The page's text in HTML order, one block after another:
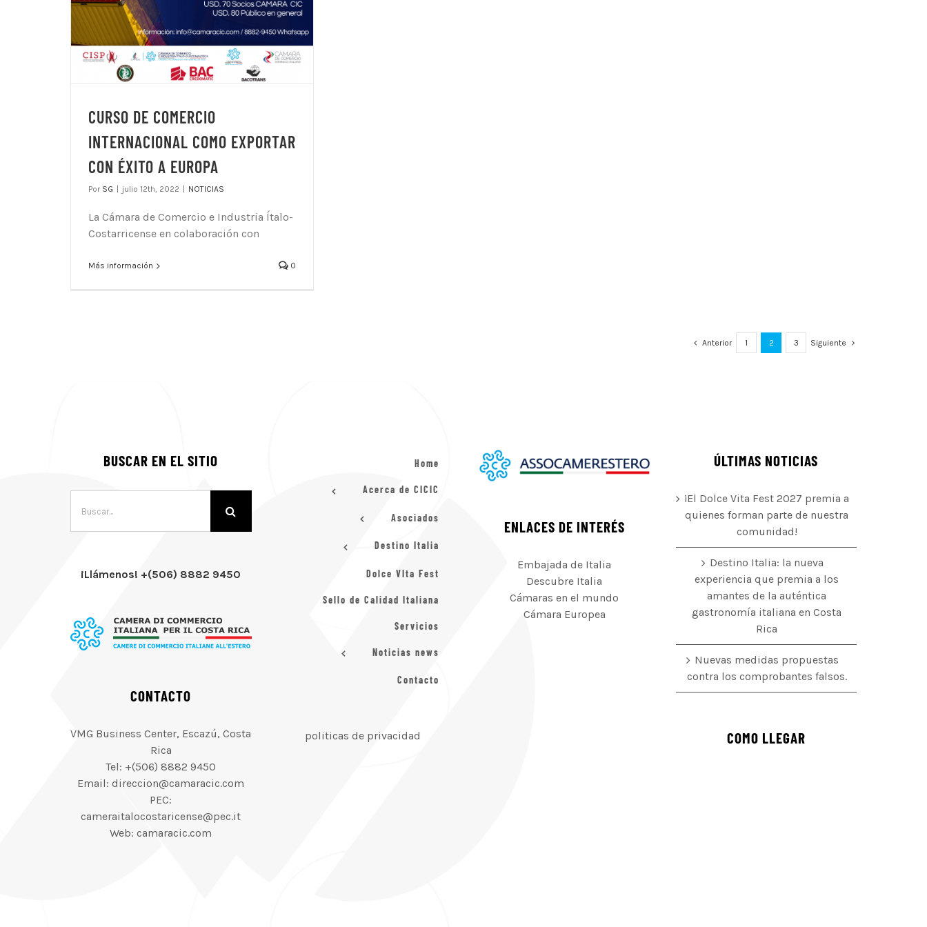
CURSO DE COMERCIO
INTERNACIONAL COMO EXPORTAR
CON ÉXITO A EUROPA
Por SG julio 12th, 2022 NOTICIAS
La Cámara de Comercio e Industria Ítalo-
Costarricense en colaboración con
Más información 0
Anterior 1 2 3 Siguiente
BUSCAR EN EL SITIO
¡Llámenos! +(506) 8882 9450
CONTACTO
VMG Business Center, Escazú, Costa
Rica
Tel: +(506) 8882 9450
Email: direccion@camaracic.com
PEC:
cameraitalocostaricense@pec.it
Web: camaracic.com
Home
Acerca de CICIC
Asociados
Destino Italia
Dolce VIta Fest
Sello de Calidad Italiana
Servicios
Noticias news
Contacto
politicas de privacidad
ENLACES DE INTERÉS
Embajada de Italia
Descubre Italia
Cámaras en el mundo
Cámara Europea
ÚLTIMAS NOTICIAS
¡El Dolce Vita Fest 2027 premia a
quienes forman parte de nuestra
comunidad!
Destino Italia: la nueva
experiencia que premia a los
amantes de la auténtica
gastronomía italiana en Costa
Rica
Nuevas medidas propuestas
contra los comprobantes falsos.
COMO LLEGAR